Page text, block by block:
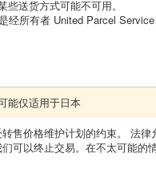
些送货方式可能不可用。
经所有者 United Parcel
能仅适用于日本
售价格维护计划的约束。 法
可以终止交易。在不太可能的